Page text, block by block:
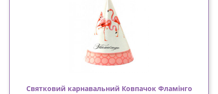
Святковий карнавальний Ковпачок Фламінго